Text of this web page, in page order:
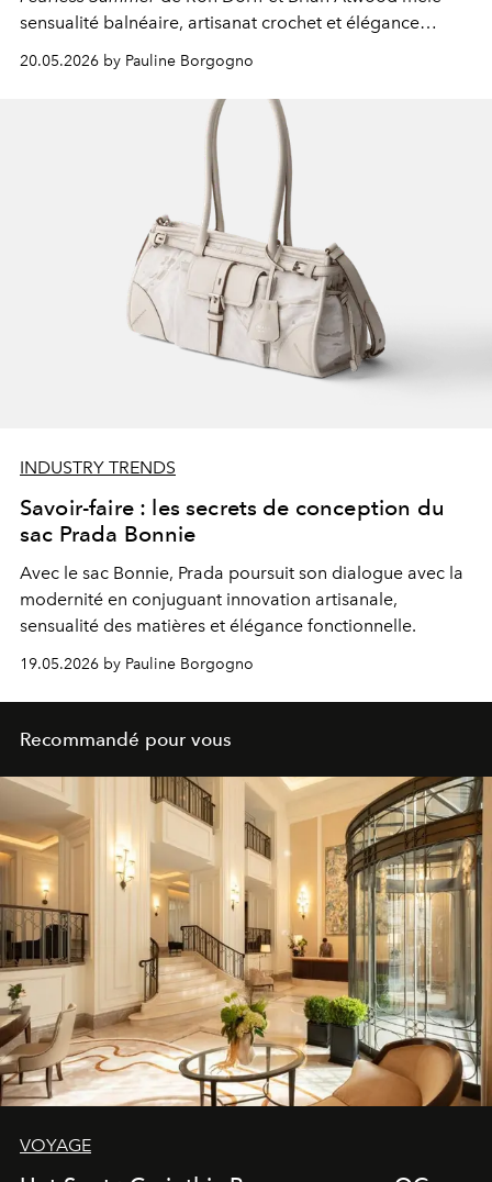
sensualité balnéaire, artisanat crochet et élégance
solaire dans une garde-robe masculine pensée du
rivage jusqu’au bout de la nuit.
20.05.2026 by Pauline Borgogno
INDUSTRY TRENDS
Savoir-faire : les secrets de conception du
sac Prada Bonnie
Avec le sac Bonnie, Prada poursuit son dialogue avec la
modernité en conjuguant innovation artisanale,
sensualité des matières et élégance fonctionnelle.
19.05.2026 by Pauline Borgogno
Recommandé pour vous
VOYAGE